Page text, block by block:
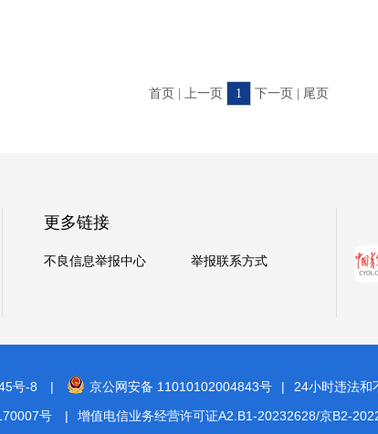
首页 | 上一页 1 下一页 | 尾页
更多链接
不良信息举报中心 举报联系方式
号-8 | 京公网安备 11010102004843号 |
24小时违法和
号
| 增值电信业务经营许可证A2.B1-20232628/京B2-